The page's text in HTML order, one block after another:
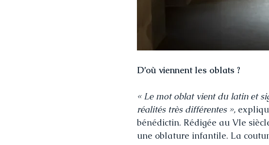
D’où viennent les oblats ?
« Le mot oblat vient du latin et
réalités très différentes »,
bénédictin. Rédigée au VIe
une oblature infantile. La